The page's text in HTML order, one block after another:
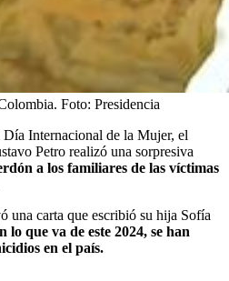
Foto: Presidencia
Internacional de la Mujer, el
Petro realizó una sorpresiva
a los familiares de las víctimas
una carta que escribió su hija Sofía
lo que va de este 2024, se han
en el país.